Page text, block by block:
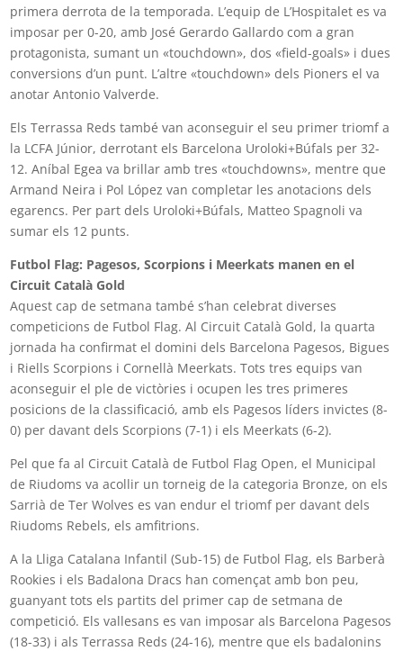
primera derrota de la temporada. L’equip de L’Hospitalet es va
imposar per 0-20, amb José Gerardo Gallardo com a gran
protagonista, sumant un «touchdown», dos «field-goals» i dues
conversions d’un punt. L’altre «touchdown» dels Pioners el va
anotar Antonio Valverde.
Els Terrassa Reds també van aconseguir el seu primer triomf a
la LCFA Júnior, derrotant els Barcelona Uroloki+Búfals per 32-
12. Aníbal Egea va brillar amb tres «touchdowns», mentre que
Armand Neira i Pol López van completar les anotacions dels
egarencs. Per part dels Uroloki+Búfals, Matteo Spagnoli va
sumar els 12 punts.
Futbol Flag: Pagesos, Scorpions i Meerkats manen en el
Circuit Català Gold
Aquest cap de setmana també s’han celebrat diverses
competicions de Futbol Flag. Al Circuit Català Gold, la quarta
jornada ha confirmat el domini dels Barcelona Pagesos, Bigues
i Riells Scorpions i Cornellà Meerkats. Tots tres equips van
aconseguir el ple de victòries i ocupen les tres primeres
posicions de la classificació, amb els Pagesos líders invictes (8-
0) per davant dels Scorpions (7-1) i els Meerkats (6-2).
Pel que fa al Circuit Català de Futbol Flag Open, el Municipal
de Riudoms va acollir un torneig de la categoria Bronze, on els
Sarrià de Ter Wolves es van endur el triomf per davant dels
Riudoms Rebels, els amfitrions.
A la Lliga Catalana Infantil (Sub-15) de Futbol Flag, els Barberà
Rookies i els Badalona Dracs han començat amb bon peu,
guanyant tots els partits del primer cap de setmana de
competició. Els vallesans es van imposar als Barcelona Pagesos
(18-33) i als Terrassa Reds (24-16), mentre que els badalonins